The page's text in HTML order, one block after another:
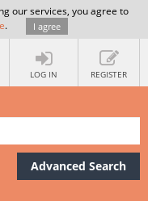
our services, you agree to
. I agree
LOG IN REGISTER
Advanced Search